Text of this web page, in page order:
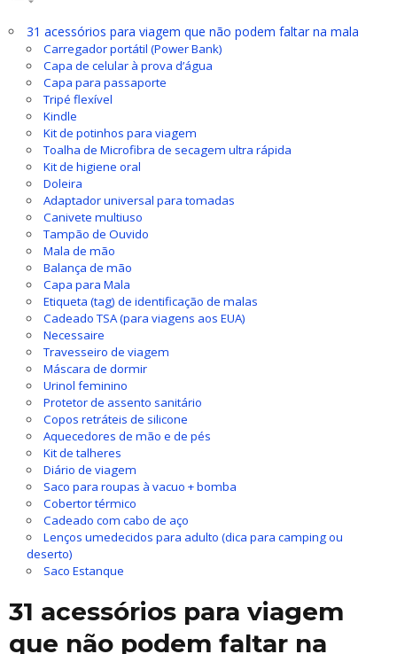
31 acessórios para viagem que não podem faltar na mala
Carregador portátil (Power Bank)
Capa de celular à prova d’água
Capa para passaporte
Tripé flexível
Kindle
Kit de potinhos para viagem
Toalha de Microfibra de secagem ultra rápida
Kit de higiene oral
Doleira
Adaptador universal para tomadas
Canivete multiuso
Tampão de Ouvido
Mala de mão
Balança de mão
Capa para Mala
Etiqueta (tag) de identificação de malas
Cadeado TSA (para viagens aos EUA)
Necessaire
Travesseiro de viagem
Máscara de dormir
Urinol feminino
Protetor de assento sanitário
Copos retráteis de silicone
Aquecedores de mão e de pés
Kit de talheres
Diário de viagem
Saco para roupas à vacuo + bomba
Cobertor térmico
Cadeado com cabo de aço
Lenços umedecidos para adulto (dica para camping ou
deserto)
Saco Estanque
31 acessórios para viagem
que não podem faltar na